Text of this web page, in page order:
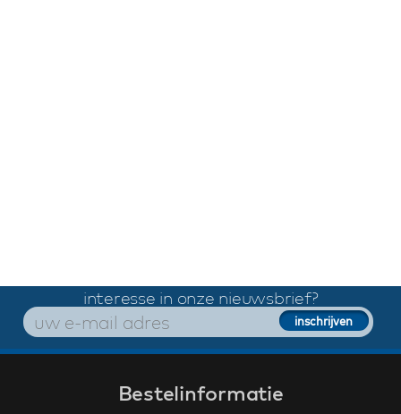
interesse in onze nieuwsbrief?
Bestelinformatie